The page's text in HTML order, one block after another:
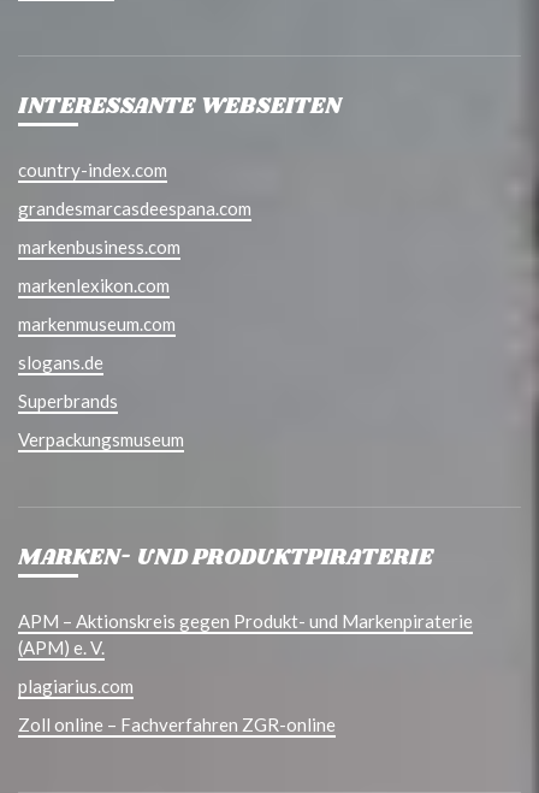
INTERESSANTE WEBSEITEN
country-index.com
grandesmarcasdeespana.com
markenbusiness.com
markenlexikon.com
markenmuseum.com
slogans.de
Superbrands
Verpackungsmuseum
MARKEN- UND PRODUKTPIRATERIE
APM – Aktionskreis gegen Produkt- und Markenpiraterie
(APM) e. V.
plagiarius.com
Zoll online – Fachverfahren ZGR-online